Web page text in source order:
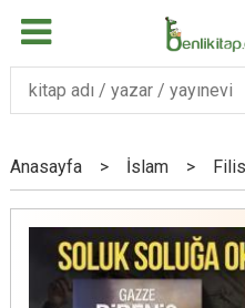
Anasayfa > İslam >